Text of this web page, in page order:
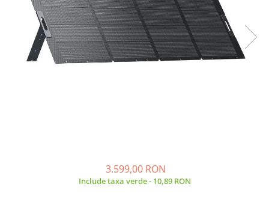
Acumulatori de stocare
Componente sisteme de balcon
3.599,00 RON
Include taxa verde - 10,89 RON